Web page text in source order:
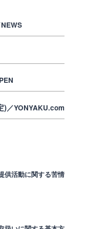
NEWS
)／YONYAKU.com
供活動に関する苦情